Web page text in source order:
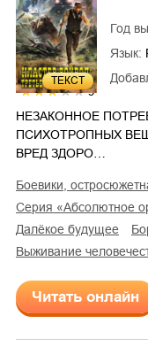
ТЕКСТ
3
Год
Язык:
НЕЗАКОННОЕ
ПСИХОТРОПНЫХ
ВРЕД ЗДОРО…
боевики,
серия «Абсолютное
далёкое будущее
выживание
Читать онлайн